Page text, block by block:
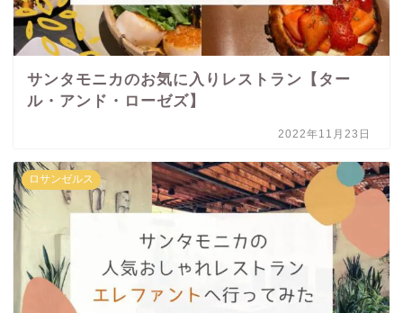
サンタモニカのお気に入りレストラン【ター
ル・アンド・ローゼズ】
2022年11月23日
ロサンゼルス